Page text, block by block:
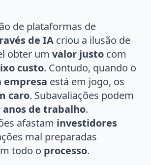
de plataformas de
de IA criou a ilusão de
obter um valor justo com
custo. Contudo, quando o
empresa está em jogo, os
caro. Subavaliações podem
de trabalho.
afastam investidores
mal preparadas
todo o processo.